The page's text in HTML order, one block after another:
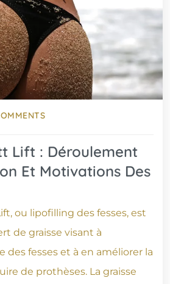
Lift : Déroulement
Et Motivations Des
ou lipofilling des fesses, est
de graisse visant à
des fesses et à en améliorer la
de prothèses. La graisse